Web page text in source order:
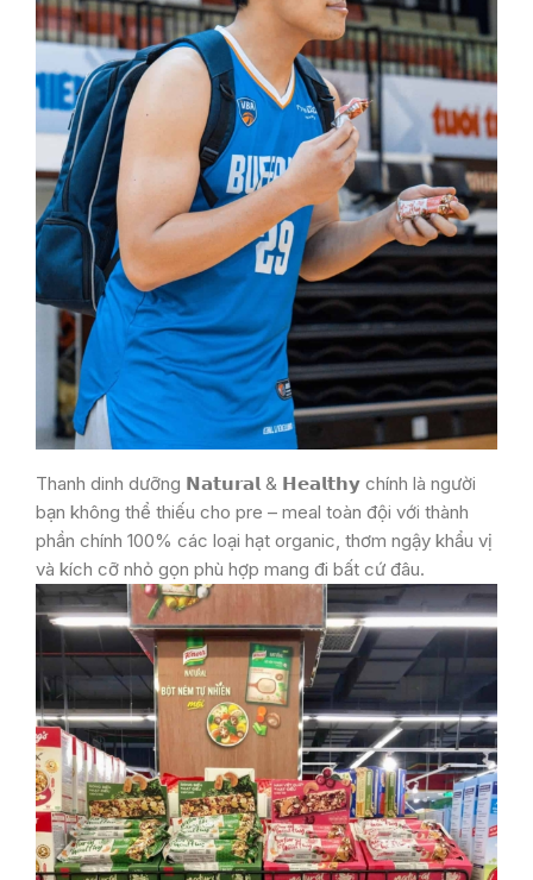
Thanh dinh dưỡng 𝗡𝗮𝘁𝘂𝗿𝗮𝗹 & 𝗛𝗲𝗮𝗹𝘁𝗵𝘆 chính là người
bạn không thể thiếu cho pre – meal toàn đội với thành
phần chính 100% các loại hạt organic, thơm ngậy khẩu vị
và kích cỡ nhỏ gọn phù hợp mang đi bất cứ đâu.